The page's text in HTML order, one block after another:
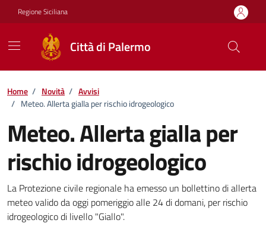
Vai ai contenuti
Vai al footer
Regione Siciliana
Città di Palermo
Home / Novità / Avvisi
/ Meteo. Allerta gialla per rischio idrogeologico
Meteo. Allerta gialla per
rischio idrogeologico
Dettagli della notizia
La Protezione civile regionale ha emesso un bollettino di allerta
meteo valido da oggi pomeriggio alle 24 di domani, per rischio
idrogeologico di livello "Giallo".